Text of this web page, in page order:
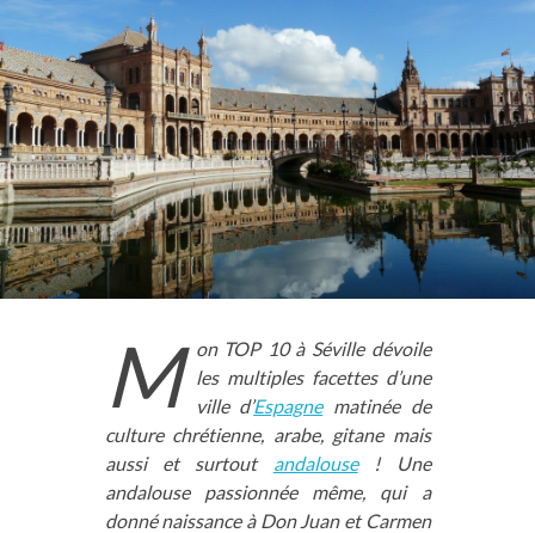
M
on TOP 10 à Séville dévoile
les multiples facettes d’une
ville d’Espagnematinée de
culture chrétienne, arabe, gitane mais
aussi et surtout andalouse! Une
andalouse passionnée même, qui a
donné naissance à Don Juan et Carmen